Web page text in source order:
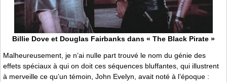
Billie Dove et Douglas Fairbanks dans « The Black Pirate »
Malheureusement, je n’ai nulle part trouvé le nom du génie des
effets spéciaux à qui on doit ces séquences bluffantes, qui illustrent
à merveille ce qu’un témoin, John Evelyn, avait noté à l’époque :